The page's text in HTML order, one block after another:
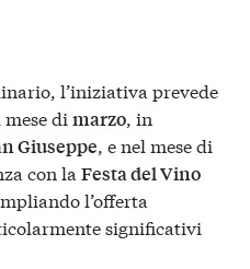
l’iniziativa prevede
di marzo, in
Giuseppe, e nel mese di
con la Festa del Vino
l’offerta
significativi